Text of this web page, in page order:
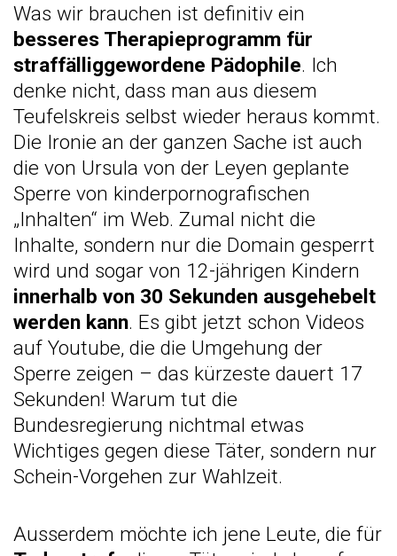
Was wir brauchen ist definitiv ein
besseres Therapieprogramm für
straffälliggewordene Pädophile. Ich
denke nicht, dass man aus diesem
Teufelskreis selbst wieder heraus kommt.
Die Ironie an der ganzen Sache ist auch
die von Ursula von der Leyen geplante
Sperre von kinderpornografischen
„Inhalten“ im Web. Zumal nicht die
Inhalte, sondern nur die Domain gesperrt
wird und sogar von 12-jährigen Kindern
innerhalb von 30 Sekunden ausgehebelt
werden kann. Es gibt jetzt schon Videos
auf Youtube, die die Umgehung der
Sperre zeigen – das kürzeste dauert 17
Sekunden! Warum tut die
Bundesregierung nichtmal etwas
Wichtiges gegen diese Täter, sondern nur
Schein-Vorgehen zur Wahlzeit.
Ausserdem möchte ich jene Leute, die für